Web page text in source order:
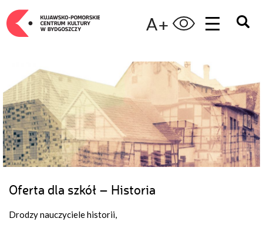
A+
Oferta dla szkół – Historia
Drodzy nauczyciele historii,